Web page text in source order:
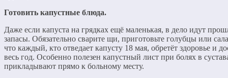
Готовить капустные блюда.
Даже если капуста на грядках ещё маленькая, в дело идут
запасы. Обязательно сварите щи, приготовьте голубцы или
что каждый, кто отведает капусту 18 мая, обретёт здоровье и
весь год. Особенно полезен капустный лист при болях в
прикладывают прямо к больному месту.